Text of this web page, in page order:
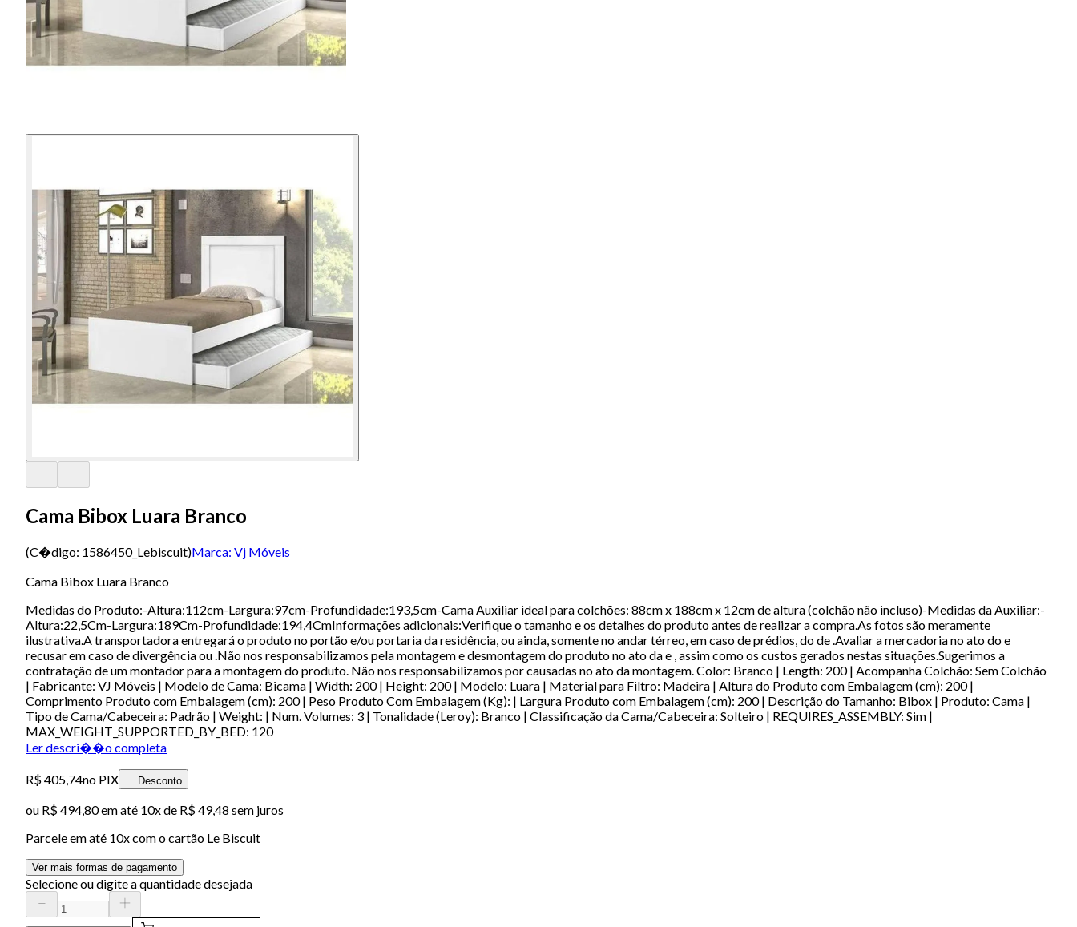
Cama Bibox Luara Branco
(C�digo: 1586450_Lebiscuit)Marca: Vj Móveis
Cama Bibox Luara Branco
Medidas do Produto:-Altura:112cm-Largura:97cm-Profundidade:193,5cm-Cama Auxiliar ideal para colchões: 88cm x 188cm x 12cm de altura (colchão não incluso)-Medidas da Auxiliar:-
Altura:22,5Cm-Largura:189Cm-Profundidade:194,4CmInformações adicionais:Verifique o tamanho e os detalhes do produto antes de realizar a compra.As fotos são meramente
ilustrativa.A transportadora entregará o produto no portão e/ou portaria da residência, ou ainda, somente no andar térreo, em caso de prédios, do de .Avaliar a mercadoria no ato do e
recusar em caso de divergência ou .Não nos responsabilizamos pela montagem e desmontagem do produto no ato da e , assim como os custos gerados nestas situações.Sugerimos a
contratação de um montador para a montagem do produto. Não nos responsabilizamos por causadas no ato da montagem. Color: Branco | Length: 200 | Acompanha Colchão: Sem Colchão
| Fabricante: VJ Móveis | Modelo de Cama: Bicama | Width: 200 | Height: 200 | Modelo: Luara | Material para Filtro: Madeira | Altura do Produto com Embalagem (cm): 200 |
Comprimento Produto com Embalagem (cm): 200 | Peso Produto Com Embalagem (Kg): | Largura Produto com Embalagem (cm): 200 | Descrição do Tamanho: Bibox | Produto: Cama |
Tipo de Cama/Cabeceira: Padrão | Weight: | Num. Volumes: 3 | Tonalidade (Leroy): Branco | Classificação da Cama/Cabeceira: Solteiro | REQUIRES_ASSEMBLY: Sim |
MAX_WEIGHT_SUPPORTED_BY_BED: 120
Ler descri��o completa
R$ 405,74no PIX Desconto
ou R$ 494,80em até 10x de R$ 49,48 sem juros
Parcele em até 10x com o cartão Le Biscuit
Ver mais formas de pagamento
Selecione ou digite a quantidade desejada